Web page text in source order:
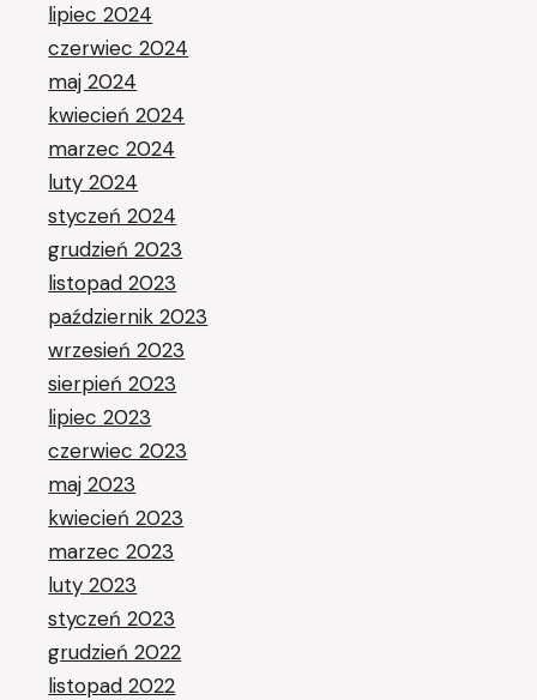
lipiec 2024
czerwiec 2024
maj 2024
kwiecień 2024
marzec 2024
luty 2024
styczeń 2024
grudzień 2023
listopad 2023
październik 2023
wrzesień 2023
sierpień 2023
lipiec 2023
czerwiec 2023
maj 2023
kwiecień 2023
marzec 2023
luty 2023
styczeń 2023
grudzień 2022
listopad 2022